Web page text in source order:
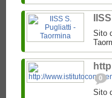
Sito
0
Sito